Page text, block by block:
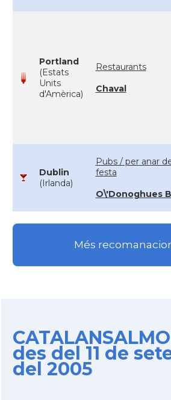
Portland
(Estats
Units
d'Amèrica)
Restaurants
Chaval
Dublin
(Irlanda)
Pubs / per anar
festa
O\'Donoghues
Més
des del 11 de
del 2005